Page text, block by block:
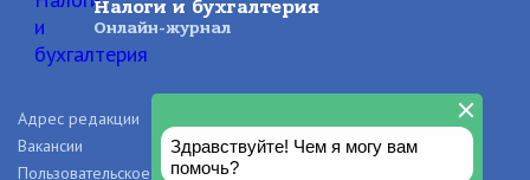
Налоги и бухгалтерия
Онлайн-журнал
Адрес редакции
Вакансии
Рекламодателям
Пользовательское соглашение